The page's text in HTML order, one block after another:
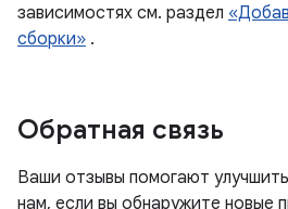
зависимостях см. раздел
сборки» .
Обратная связь
Ваши отзывы помогают
нам, если вы обнаружите новые